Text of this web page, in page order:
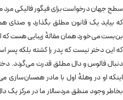
سطح جهان درخواست برای فیگور فالیکی مرد
که بیاید یک قانون مطلق بگذارد و صدای
بن‌بست می‌خورد همان مقالۀ زیبایی هست که
که این دختر نیست که پدر را کشته بلکه
دنبال فالوس و دال مطلق قدرت می‌گردد.
اینکه او در وهلۀ اول با مادر همسان‌سازی
بخاطر وجود منطق مردسالار ما در مرکز یک